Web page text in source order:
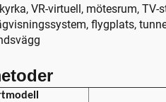
VR-virtuell, mötesrum,
flygplats,